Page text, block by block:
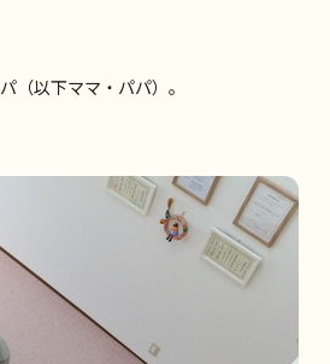
（以下ママ・パパ）。